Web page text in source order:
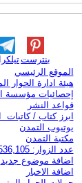
بنترست
الموقع الرئيسي
هيئة ادارة الحوار
إحصائيات مؤسسة
قواعد النشر
ابرز كتاب / كاتبات
يوتيوب التمدن
مكتبة التمدن
عدد الزوار: 3,429,536,105
اضافة موضوع جديد
اضافة الاخبار